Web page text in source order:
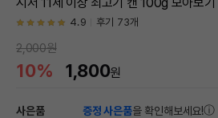
4.9 후기 73개
2,000원
10% 1,800원
사은품 증정 사은품을 확인해보세요!